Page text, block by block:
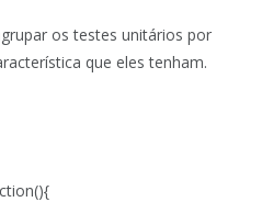
os testes unitários por
que eles tenham.